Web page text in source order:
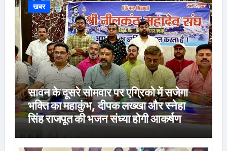
खबर
सावन के दूसरे सोमवार पर एग्रिको में सजेगा
भक्ति का महाकुंभ, दीपक लख्खा और स्नेहा
सिंह राजपूत की भजन संध्या होगी आकर्षण